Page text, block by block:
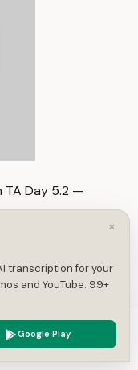
TA Day 5.2 —
×
transcription for your
and YouTube. 99+
Google Play